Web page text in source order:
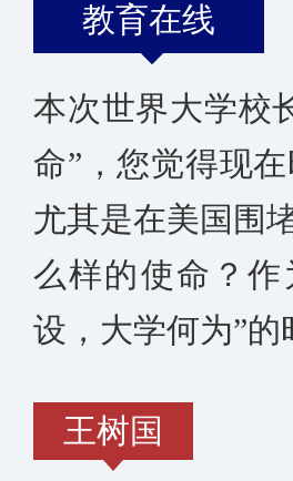
教育在线
本次世界大学校
命”，您觉得现
尤其是在美国围
么样的使命？
设，大学何为”的
王树国